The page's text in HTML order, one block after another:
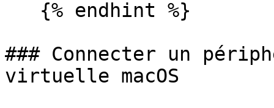
### Connecter un
virtuelle macOS